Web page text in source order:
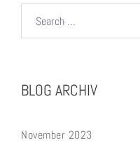
BLOG ARCHIV
November 2023